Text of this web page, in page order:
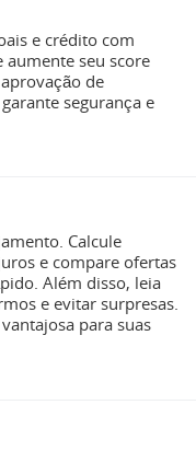
e crédito com
aumente seu score
de
segurança e
Calcule
e compare ofertas
Além disso, leia
e evitar surpresas.
para suas